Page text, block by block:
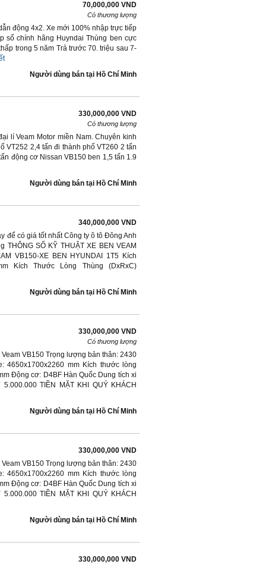
70,000,000 VND
Có thương lượng
động 4x2. Xe mới 100% nhập trực tiếp
số chính hãng Huyndai Thùng ben cực
trong 5 năm Trả trước 70. triệu sau 7-
Người dùng bán tại Hồ Chí Minh
330,000,000 VND
Có thương lượng
lí Veam Motor miền Nam. Chuyên kinh
VT252 2,4 tấn đi thành phố VT260 2 tấn
động cơ Nissan VB150 ben 1,5 tấn 1.9
Người dùng bán tại Hồ Chí Minh
340,000,000 VND
để có giá tốt nhất Công ty ô tô Đông Anh
THÔNG SỐ KỸ THUẬT XE BEN VEAM
VB150-XE BEN HYUNDAI 1T5 Kích
Kích Thước Lòng Thùng (DxRxC)
Người dùng bán tại Hồ Chí Minh
330,000,000 VND
Có thương lượng
VB150 Trọng lượng bản thân: 2430
4650x1700x2260 mm Kích thước lòng
Động cơ: D4BF Hàn Quốc Dung tích xi
TIỀN MẶT KHI QUÝ KHÁCH
Người dùng bán tại Hồ Chí Minh
330,000,000 VND
VB150 Trọng lượng bản thân: 2430
4650x1700x2260 mm Kích thước lòng
Động cơ: D4BF Hàn Quốc Dung tích xi
TIỀN MẶT KHI QUÝ KHÁCH
Người dùng bán tại Hồ Chí Minh
330,000,000 VND